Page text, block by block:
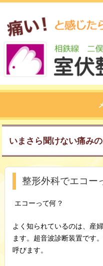
いまさら聞けない痛み
整形外科でエコー
エコーって何？
よく知られているのは、産
ます。超音波診断装置です
呼びます。